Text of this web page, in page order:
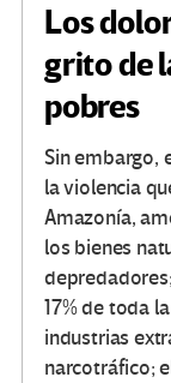
Los
grito de
pobres
Sin embargo,
la violencia
Amazonía,
los bienes
17% de toda
industrias
narcotráfico;